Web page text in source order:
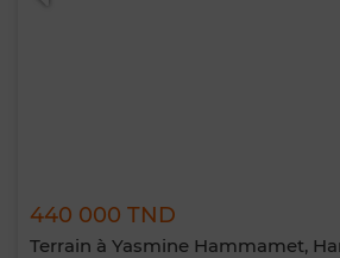
440 000 TND
Terrain à Yasmine Hammamet,